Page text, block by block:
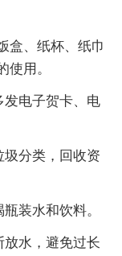
盒、纸杯、纸巾
使用。
发电子贺卡、电
圾分类，回收资
装水和饮料。
水，避免过长